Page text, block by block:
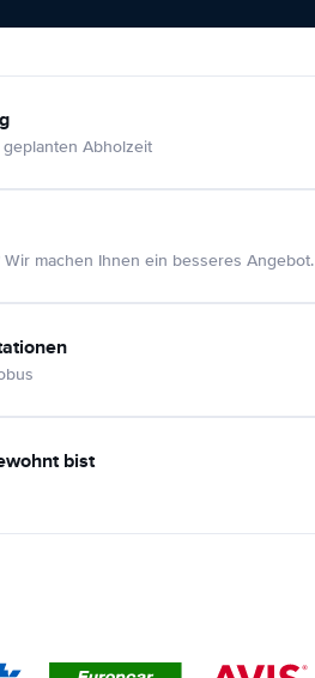
Abholzeit
machen Ihnen ein besseres Angebot.
bist